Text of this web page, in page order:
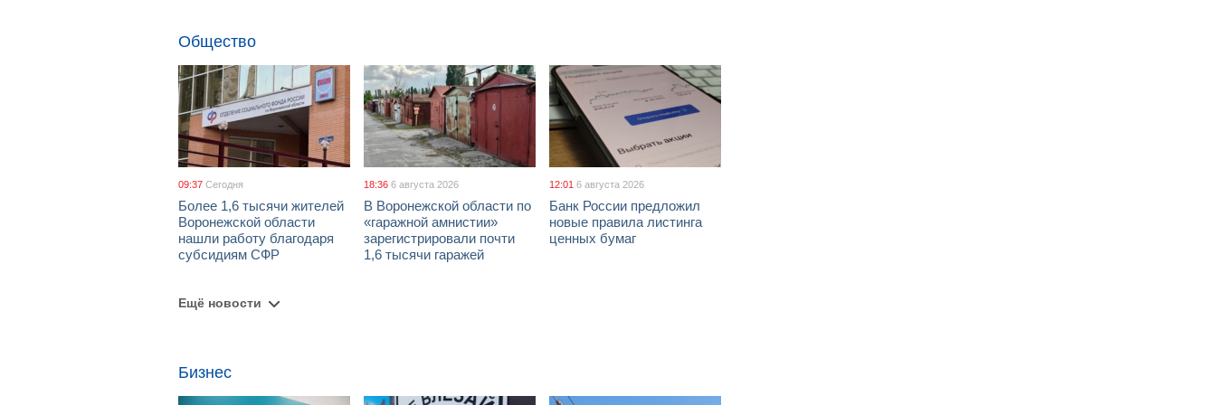
Общество
09:37 Сегодня
Более 1,6 тысячи жителей
Воронежской области
нашли работу благодаря
субсидиям СФР
18:36 6 августа 2026
В Воронежской области по
«гаражной амнистии»
зарегистрировали почти
1,6 тысячи гаражей
12:01 6 августа 2026
Банк России предложил
новые правила листинга
ценных бумаг
Ещё новости
Бизнес